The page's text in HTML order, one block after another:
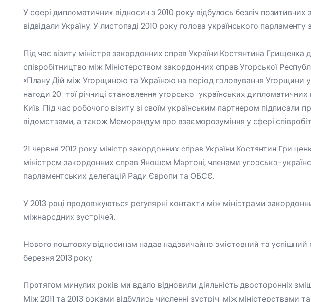
У сфері дипломатичних відносин з 2010 року відбулось безліч
відвідали Україну. У листопаді 2010 року голова українського парламенту
Під час візиту міністра закордонних справ України Костянтина
співробітництво між Міністерством закордонних справ Угорської
«Плану Дій між Угорщиною та Україною на період головування
нагоди 20-тої річниці становлення угорсько-українських
Київ. Під час робочого візиту зі своїм українським партнером
відомствами, а також Меморандум про взаєморозуміння у сфері
21 червня 2012 року міністр закордонних справ України Костянтин
міністром закордонних справ Яношем Мартоні, членами угорсько-
парламентських делегацій Ради Європи та ОБСЄ.
У 2013 році продовжуються регулярні контакти між міністрами
міжнародних зустрічей.
Нового поштовху відносинам надав надзвичайно змістовний та
березня 2013 року.
Протягом минулих років ми вдало відновили діяльність двосторонніх
Між 2011 та 2013 роками відбулись численні зустрічі між